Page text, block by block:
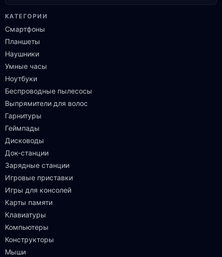
КАТЕГОРИИ
Смартфоны
Планшеты
Наушники
Умные часы
Ноутбуки
Беспроводные пылесосы
Выпрямители для волос
Гарнитуры
Геймпады
Дисководы
Док-станции
Зарядные станции
Игровые приставки
Игры для консолей
Карты памяти
Клавиатуры
Компьютеры
Конструкторы
Мыши